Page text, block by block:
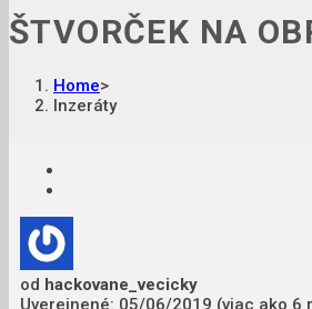
ŠTVORČEK NA
Home>
Inzeráty
od hackovane_vecicky
Uverejnené: 05/06/2019 (viac ako 6